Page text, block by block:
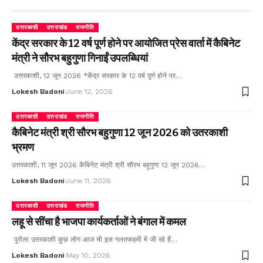
उत्तरकाशी उत्तराखंड राजनीति
केंद्र सरकार के 12 वर्ष पूर्ण होने पर आयोजित प्रेस वार्ता में कैबिनेट
मंत्री ने सौरभ बहुगुणा गिनाईं उपलब्धियां
उत्तरकाशी, 12 जून 2026 *केंद्र सरकार के 12 वर्ष पूर्ण होने पर…
Lokesh Badoni June 12, 2026
उत्तरकाशी उत्तराखंड राजनीति
कैबिनेट मंत्री श्री सौरभ बहुगुणा 12 जून 2026 को उतरकाशी
भ्रमण
उत्तरकाशी, 11 जून 2026 कैबिनेट मंत्री श्री सौरभ बहुगुणा 12 जून 2026…
Lokesh Badoni June 11, 2026
उत्तरकाशी उत्तराखंड राजनीति
लहू से सींचा है भाजपा कार्यकर्ताओं ने बंगाल में कमल
पुरोला उतरकाशी कुछ लोग आज भी इस गलतफहमी में जी रहे हैं…
Lokesh Badoni May 10, 2026